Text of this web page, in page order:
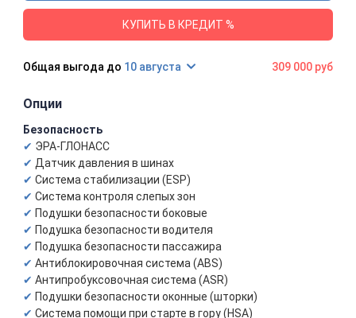
КУПИТЬ В КРЕДИТ %
10 августа 309 000 руб
Опции
Безопасность
ЭРА-ГЛОНАСС
Датчик давления в шинах
Система стабилизации (ESP)
Система контроля слепых зон
Подушки безопасности боковые
Подушка безопасности водителя
Подушка безопасности пассажира
Антиблокировочная система (ABS)
Антипробуксовочная система (ASR)
Подушки безопасности оконные (шторки)
Система помощи при старте в гору (HSA)